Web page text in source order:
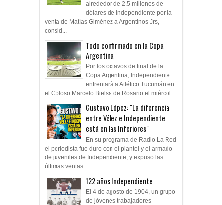
alrededor de 2.5 millones de
dólares de Independiente por la
venta de Matías Giménez a Argentinos Jrs,
consid...
Todo confirmado en la Copa
Argentina
Por los octavos de final de la
Copa Argentina, Independiente
enfrentará a Atlético Tucumán en
el Coloso Marcelo Bielsa de Rosario el miércol...
Gustavo López: "La diferencia
entre Vélez e Independiente
está en las Inferiores"
En su programa de Radio La Red
el periodista fue duro con el plantel y el armado
de juveniles de Independiente, y expuso las
últimas ventas ...
122 años Independiente
El 4 de agosto de 1904, un grupo
de jóvenes trabajadores